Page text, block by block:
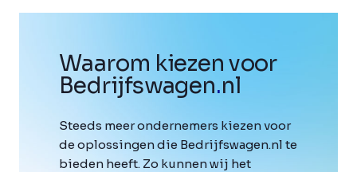
Waarom kiezen voor
Bedrijfswagen.nl
Steeds meer ondernemers kiezen voor
de oplossingen die Bedrijfswagen.nl te
bieden heeft. Zo kunnen wij het